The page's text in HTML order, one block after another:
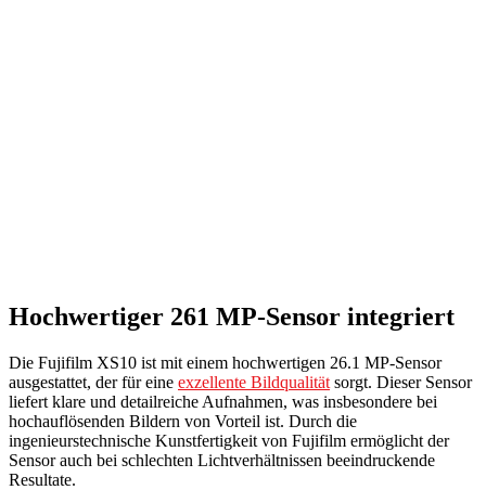
Hochwertiger 261 MP-Sensor integriert
Die Fujifilm XS10 ist mit einem hochwertigen 26.1 MP-Sensor
ausgestattet, der für eine exzellente Bildqualität sorgt. Dieser Sensor
liefert klare und detailreiche Aufnahmen, was insbesondere bei
hochauflösenden Bildern von Vorteil ist. Durch die
ingenieurstechnische Kunstfertigkeit von Fujifilm ermöglicht der
Sensor auch bei schlechten Lichtverhältnissen beeindruckende
Resultate.